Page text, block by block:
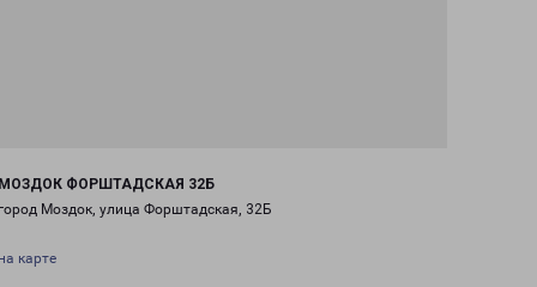
ФОРШТАДСКАЯ 32Б
Моздок, улица Форштадская, 32Б
карте